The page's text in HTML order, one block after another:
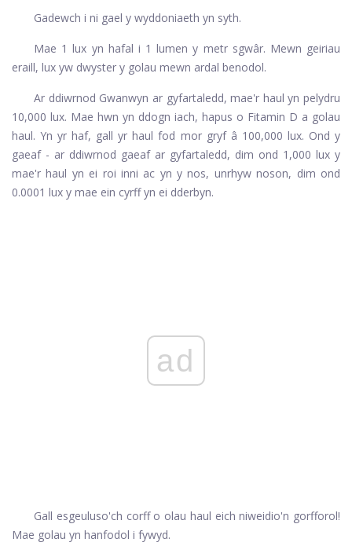
Gadewch i ni gael y wyddoniaeth yn syth.
Mae 1 lux yn hafal i 1 lumen y metr sgwâr. Mewn geiriau
eraill, lux yw dwyster y golau mewn ardal benodol.
Ar ddiwrnod Gwanwyn ar gyfartaledd, mae'r haul yn pelydru
10,000 lux. Mae hwn yn ddogn iach, hapus o Fitamin D a golau
haul. Yn yr haf, gall yr haul fod mor gryf â 100,000 lux. Ond y
gaeaf - ar ddiwrnod gaeaf ar gyfartaledd, dim ond 1,000 lux y
mae'r haul yn ei roi inni ac yn y nos, unrhyw noson, dim ond
0.0001 lux y mae ein cyrff yn ei dderbyn.
ad
Gall esgeuluso'ch corff o olau haul eich niweidio'n gorfforol!
Mae golau yn hanfodol i fywyd.